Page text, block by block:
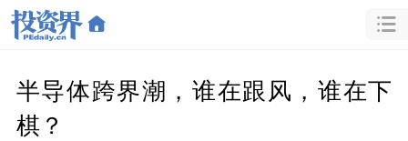
半导体跨界潮，谁在跟风，谁在下
棋？